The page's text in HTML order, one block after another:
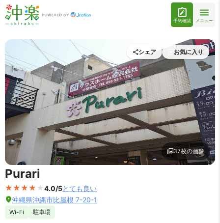
予約確認 メニュー
シェア お気に入り
37枚の画像
Purari
4.0/5とても良い
沖縄県沖縄市比屋根 7-20-1
Wi-Fi 駐車場